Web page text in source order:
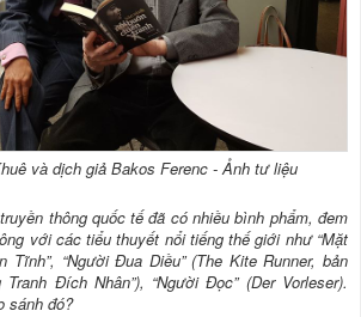
và dịch giả Bakos Ferenc - Ảnh tư liệu
thông quốc tế đã có nhiều bình phẩm, đem
với các tiểu thuyết nổi tiếng thế giới như “Mặt
Tĩnh”, “Người Đua Diều” (The Kite Runner, bản
Đích Nhân”), “Người Đọc” (Der Vorleser).
sánh đó?